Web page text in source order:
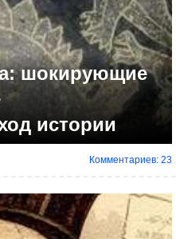
шокирующие
истории
Комментариев: 23